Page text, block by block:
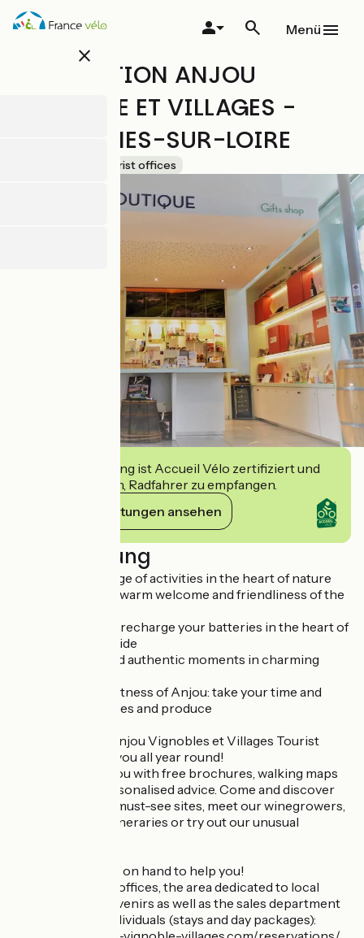
Direkt
zum
close
Menü
DESTINATION ANJOU
VIGNOBLE ET VILLAGES -
CHALONNES-SUR-LOIRE
Tourist offices
Diese Einrichtung ist Accueil Vélo zertifiziert und
verpflichtet sich, Radfahrer zu empfangen.
Ihre Verpflichtungen ansehen
Beschreibung
- Enjoy a wide range of activities in the heart of nature
- Succumb to the warm welcome and friendliness of the
- Disconnect and recharge your batteries in the heart of
unspoilt countryside
- Share unique and authentic moments in charming
- Savour the sweetness of Anjou: take your time and
taste the local wines and produce
The team at the Anjou Vignobles et Villages Tourist
Office welcomes you all year round!
We can provide you with free brochures, walking maps
and, above all, personalised advice. Come and discover
our destination's must-see sites, meet our winegrowers,
stroll along our itineraries or try out our unusual
A dynamic team is on hand to help you!
Find all the ticket offices, the area dedicated to local
products and souvenirs as well as the sales department
for groups and individuals (stays and day packages):